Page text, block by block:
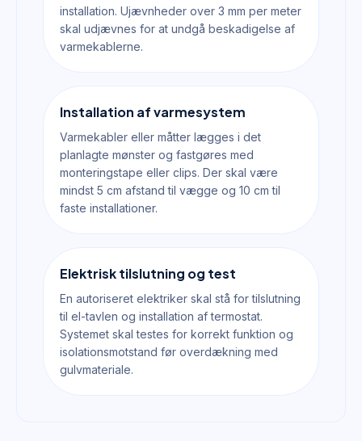
installation. Ujævnheder over 3 mm per meter
skal udjævnes for at undgå beskadigelse af
varmekablerne.
Installation af varmesystem
Varmekabler eller måtter lægges i det
planlagte mønster og fastgøres med
monteringstape eller clips. Der skal være
mindst 5 cm afstand til vægge og 10 cm til
faste installationer.
Elektrisk tilslutning og test
En autoriseret elektriker skal stå for tilslutning
til el-tavlen og installation af termostat.
Systemet skal testes for korrekt funktion og
isolationsmotstand før overdækning med
gulvmateriale.